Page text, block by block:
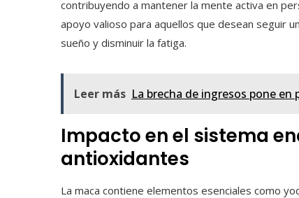
contribuyendo a mantener la mente activa en
apoyo valioso para aquellos que desean seguir
sueño y disminuir la fatiga.
Leer más La brecha de ingresos pone
Impacto en el sistema
antioxidantes
La maca contiene elementos esenciales como